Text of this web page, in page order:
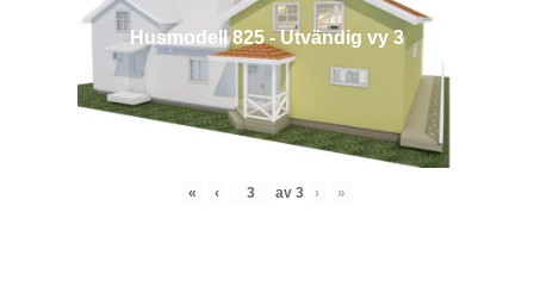
Husmodell 825 - Utvändig vy 3
« ‹ av 3 › »